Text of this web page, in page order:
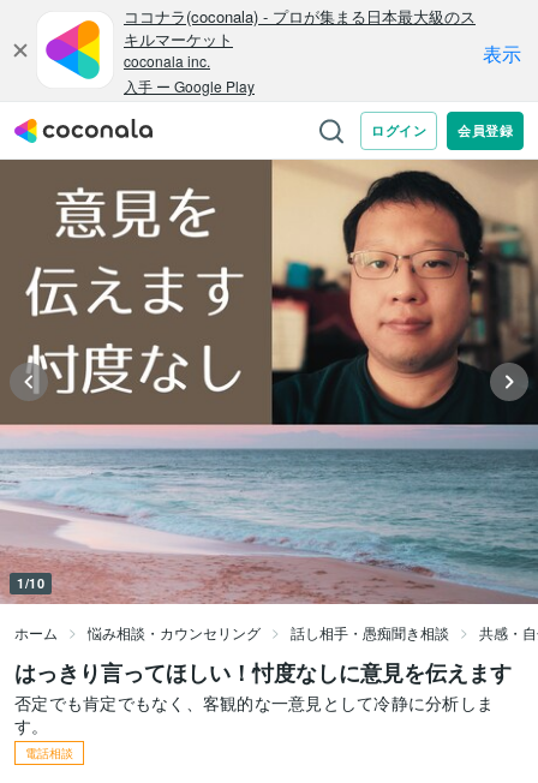
1/10
ホーム 悩み相談・カウンセリング 話し相手・愚痴聞き相談 共感・
はっきり言ってほしい！忖度なしに意見を伝えます
否定でも肯定でもなく、客観的な一意見として冷静に分析しま
す。
電話相談